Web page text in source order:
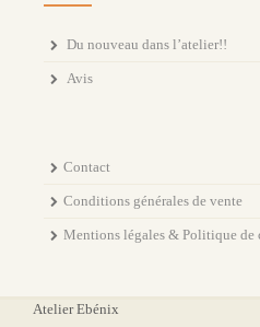
Du nouveau dans l’atelier!!
Avis
Contact
Conditions générales de vente
Mentions légales & Politique
Atelier Ebénix